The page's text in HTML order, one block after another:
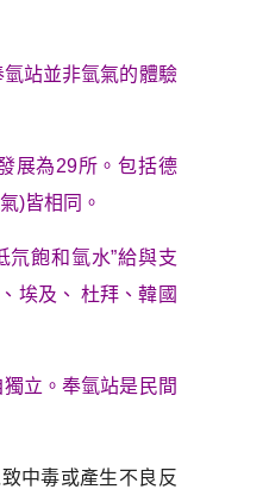
站並非氫氣的體驗
展為29所。包括德
)皆相同。
氘飽和氫水”給與支
埃及、 杜拜、韓國
立。奉氫站是民間
中毒或產生不良反